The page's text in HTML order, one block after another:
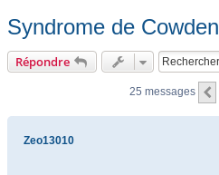
Syndrome de Cowden
Répondre
25 messages
Zeo13010